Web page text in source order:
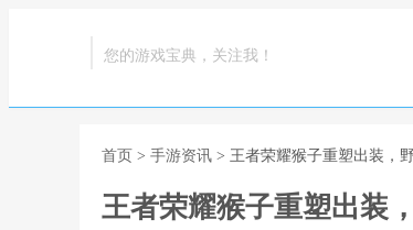
您的游戏宝典，关注我！
首页 > 手游资讯 > 王者荣耀猴子重塑出装，
王者荣耀猴子重塑出装